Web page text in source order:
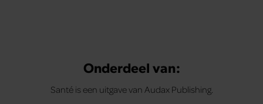
Onderdeel van:
Santé is een uitgave van Audax Publishing.